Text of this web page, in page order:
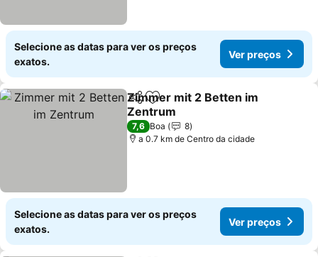
Selecione as datas para ver os preços
exatos.
Ver preços
PartilharAdicionar aos favoritos
Zimmer mit 2 Betten im
Zentrum
7,6 Boa
8
a 0.7 km de Centro da cidade
Selecione as datas para ver os preços
exatos.
Ver preços